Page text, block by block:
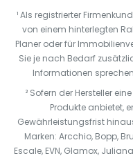
¹ Als registrierter
von einem hinterlegten
Planer oder für
Sie je nach Bedarf
Informationen
² Sofern der Hersteller eine
Produkte anbietet,
Gewährleistungsfrist
Marken: Arcchio, Bopp,
Escale, EVN, Glamox,